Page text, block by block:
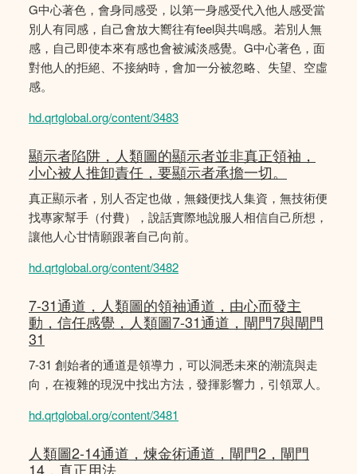
G中心著色，會身同感受，以第一身感受代入他人感受當
別人有同感，自己會放大嚮往有feel與共鳴感。若別人無
感，自己即使本來有感也會被減淡感覺。G中心著色，面
對他人的拒絕、不接納時，會加一分被忽略、失望、空虛
感。
hd.qrtglobal.org/content/3483
顯示者陷阱，人類圖的顯示者並非真正領袖，
小心被人推卸責任，要顯示者承擔一切。
真正顯示者，別人否定也做，無錢便找人集資，無技術便
找專家幫手（付費），說話實際地說服人相信自己所想，
讓他人心甘情願跟著自己向前。
hd.qrtglobal.org/content/3482
7-31通道，人類圖的領袖通道，由心而發主
動，信任感覺，人類圖7-31通道，閘門7與閘門
31
7-31 創始者的通道是領導力，可以洞悉未來的潮流與走
向，在複雜的現況中找出方法，發揮影響力，引領眾人。
hd.qrtglobal.org/content/3481
人類圖2-14通道，煉金術通道，閘門2，閘門
14，真正用法